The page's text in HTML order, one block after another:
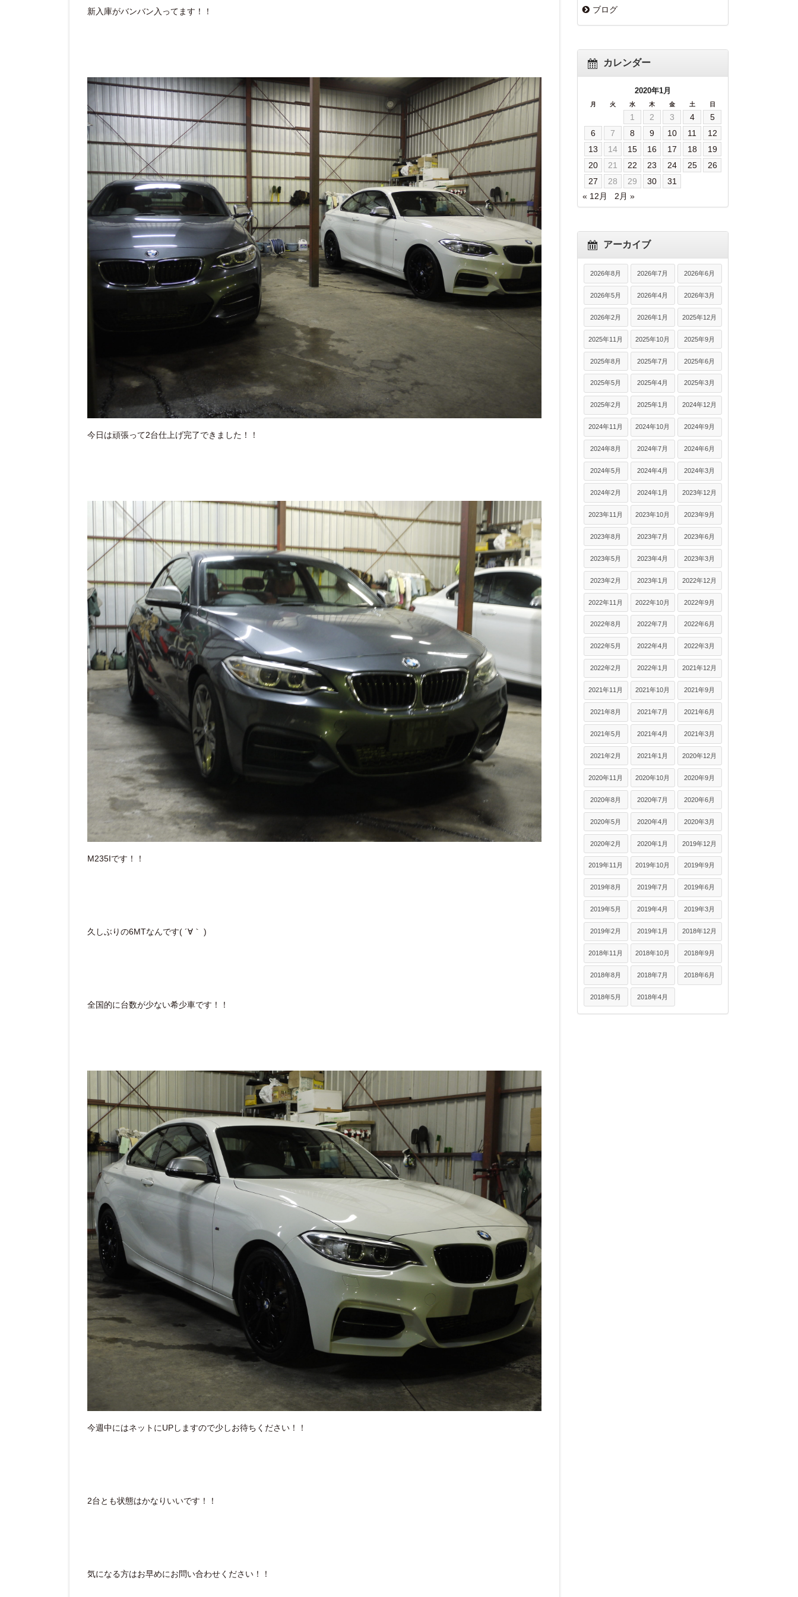
新入庫がバンバン入ってます！！
今日は頑張って2台仕上げ完了できました！！
M235Iです！！
久しぶりの6MTなんです( ´∀｀ )
全国的に台数が少ない希少車です！！
今週中にはネットにUPしますので少しお待ちください！！
2台とも状態はかなりいいです！！
気になる方はお早めにお問い合わせください！！
ブログ
カレンダー
2020年1月
月 火 水 木 金 土 日
1 2 3 4
5
6
7 8 9 10 11
12
13
14 15 16 17 18
19
20
21 22 23 24 25
26
27
28 29 30
31
« 12月
2月 »
アーカイブ
2026年8月 2026年7月 2026年6月
2026年5月 2026年4月 2026年3月
2026年2月 2026年1月 2025年12月
2025年11月 2025年10月 2025年9月
2025年8月 2025年7月 2025年6月
2025年5月 2025年4月 2025年3月
2025年2月 2025年1月 2024年12月
2024年11月 2024年10月 2024年9月
2024年8月 2024年7月 2024年6月
2024年5月 2024年4月 2024年3月
2024年2月 2024年1月 2023年12月
2023年11月 2023年10月 2023年9月
2023年8月 2023年7月 2023年6月
2023年5月 2023年4月 2023年3月
2023年2月 2023年1月 2022年12月
2022年11月 2022年10月 2022年9月
2022年8月 2022年7月 2022年6月
2022年5月 2022年4月 2022年3月
2022年2月 2022年1月 2021年12月
2021年11月 2021年10月 2021年9月
2021年8月 2021年7月 2021年6月
2021年5月 2021年4月 2021年3月
2021年2月 2021年1月 2020年12月
2020年11月 2020年10月 2020年9月
2020年8月 2020年7月 2020年6月
2020年5月 2020年4月 2020年3月
2020年2月 2020年1月 2019年12月
2019年11月 2019年10月 2019年9月
2019年8月 2019年7月 2019年6月
2019年5月 2019年4月 2019年3月
2019年2月 2019年1月 2018年12月
2018年11月 2018年10月 2018年9月
2018年8月 2018年7月 2018年6月
2018年5月 2018年4月